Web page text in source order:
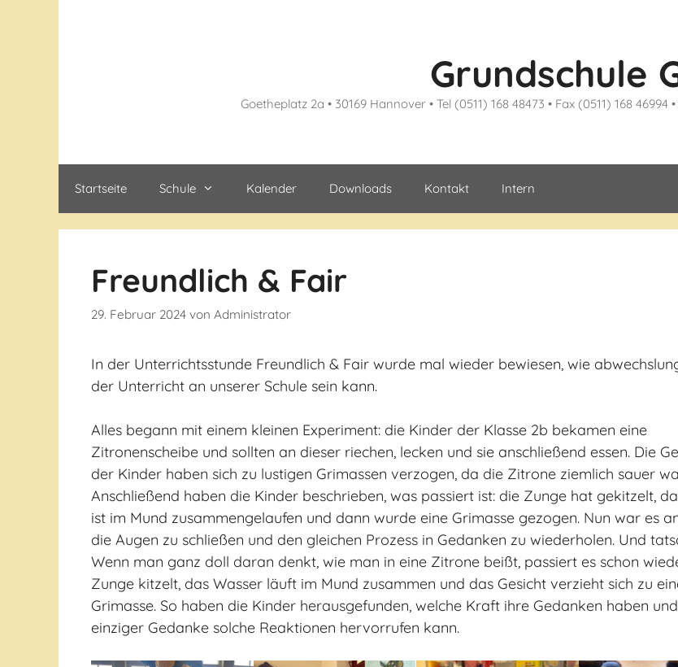
Grundschule
Goetheplatz 2a • 30169 Hannover • Tel (0511) 168 48473 • Fax (0511) 168
Startseite Schule Kalender Downloads Kontakt Intern
Freundlich & Fair
29. Februar 2024 von Administrator
In der Unterrichtsstunde Freundlich & Fair wurde mal wieder bewiesen, wie
der Unterricht an unserer Schule sein kann.
Alles begann mit einem kleinen Experiment: die Kinder der Klasse 2b bekamen eine
Zitronenscheibe und sollten an dieser riechen, lecken und sie anschließend essen. Die
der Kinder haben sich zu lustigen Grimassen verzogen, da die Zitrone ziemlich sauer
Anschließend haben die Kinder beschrieben, was passiert ist: die Zunge hat gekitzelt,
ist im Mund zusammengelaufen und dann wurde eine Grimasse gezogen. Nun war es
die Augen zu schließen und den gleichen Prozess in Gedanken zu wiederholen. Und
Wenn man ganz doll daran denkt, wie man in eine Zitrone beißt, passiert es schon
Zunge kitzelt, das Wasser läuft im Mund zusammen und das Gesicht verzieht sich zu
Grimasse. So haben die Kinder herausgefunden, welche Kraft ihre Gedanken haben
einziger Gedanke solche Reaktionen hervorrufen kann.